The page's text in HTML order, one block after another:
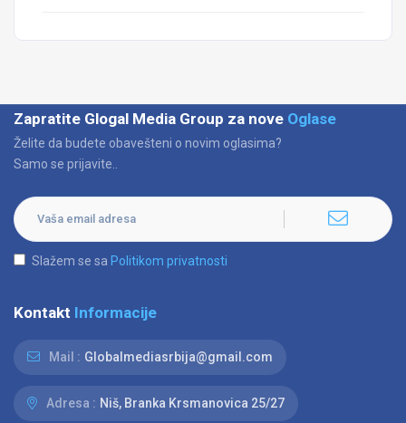
Zapratite Glogal Media Group za nove Oglase
Želite da budete obavešteni o novim oglasima?
Samo se prijavite..
Slažem se sa Politikom privatnosti
Kontakt Informacije
Mail : Globalmediasrbija@gmail.com
Adresa : Niš, Branka Krsmanovica 25/27